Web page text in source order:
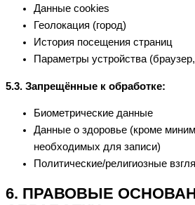
Данные cookies
Геолокация (город)
История посещения страниц
Параметры устройства
5.3. Запрещённые к обработке:
Биометрические данные
Данные о здоровье (кроме
необходимых для записи)
Политические/религиозные
6. ПРАВОВЫЕ